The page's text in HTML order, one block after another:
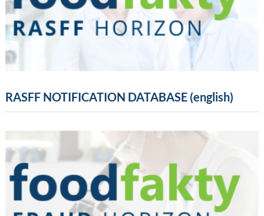
RASFF NOTIFICATION DATABASE (english)